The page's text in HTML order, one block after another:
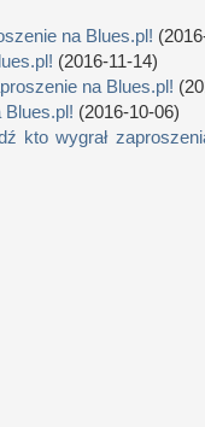
na Blues.pl!
(2016-11-14)
na Blues.pl!
(2016-10-06)
kto wygrał